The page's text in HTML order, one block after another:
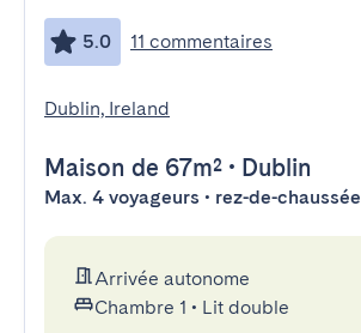
5.0 11 commentaires
Dublin, Ireland
Maison de 67m² • Dublin
Max. 4 voyageurs • rez-de-chaussée
Arrivée autonome
Chambre 1 • Lit double